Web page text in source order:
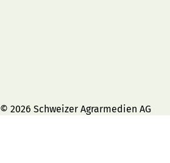
© 2026 Schweizer Agrarmedien AG